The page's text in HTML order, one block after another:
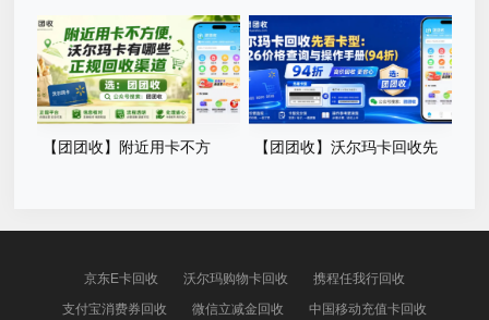
后怎么处理？正规回收方法清
单
回收价格观察：线上查价指南
【团团收】附近用卡不方
【团团收】沃尔玛卡回收先
京东E卡回收 沃尔玛购物卡回收
携程任我行回收
支付宝消费券回收
微信立减金回收 中国移动充值卡回收